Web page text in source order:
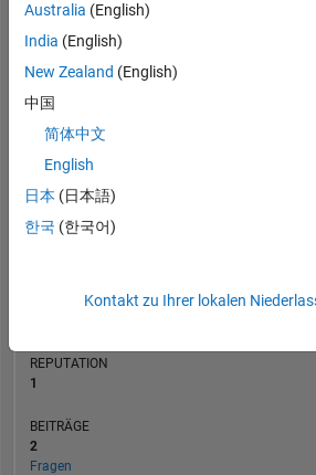
BEITRÄGE L
0
1
2
REPUTATION
1
BEITRÄGE
2
Fragen
Australia (English)
India (English)
New Zealand (English)
中国
简体中文
English
日本 (日本語)
한국 (한국어)
Kontakt zu Ihrer lokalen